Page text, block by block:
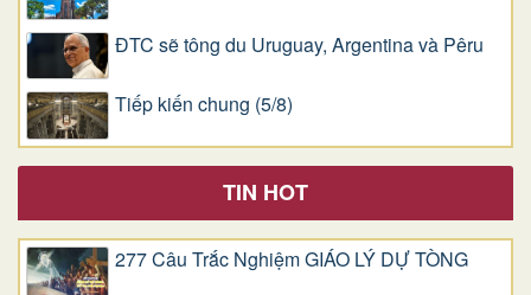
ĐTC sẽ tông du Uruguay, Argentina và Pêru
Tiếp kiến chung (5/8)
TIN HOT
277 Câu Trắc Nghiệm GIÁO LÝ DỰ TÒNG